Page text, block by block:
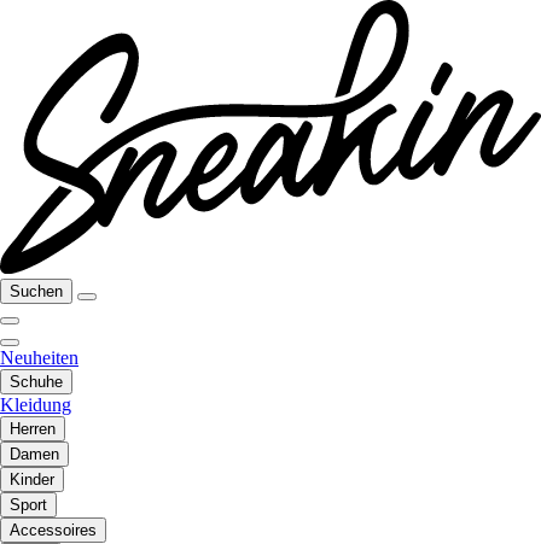
Suchen
Neuheiten
Schuhe
Kleidung
Herren
Damen
Kinder
Sport
Accessoires